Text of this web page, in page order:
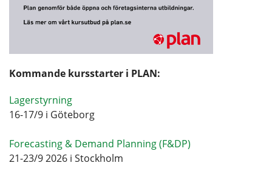
Kommande kursstarter i PLAN:
Lagerstyrning
16-17/9 i Göteborg
Forecasting & Demand Planning (F&DP)
21-23/9 2026 i Stockholm